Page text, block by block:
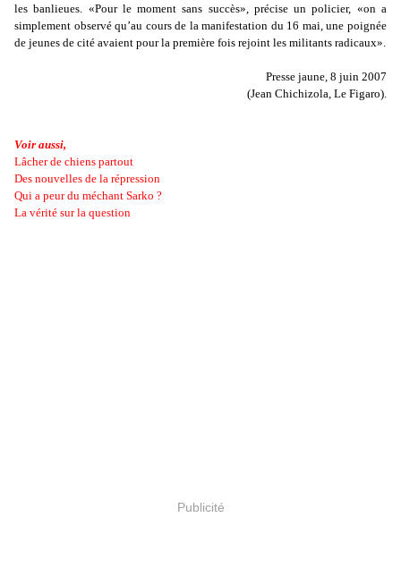
les banlieues. «Pour le moment sans succès», précise un policier, «on a
simplement observé qu’au cours de la manifestation du 16 mai, une poignée
de jeunes de cité avaient pour la première fois rejoint les militants radicaux».
Presse jaune, 8 juin 2007
(Jean Chichizola, Le Figaro).
Voir aussi,
Lâcher de chiens partout
Des nouvelles de la répression
Qui a peur du méchant Sarko ?
La vérité sur la question
Publicité